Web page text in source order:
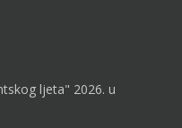
ljeta" 2026. u